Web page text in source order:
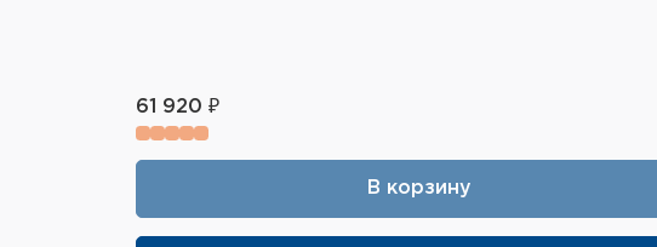
61 920 ₽
В корзину